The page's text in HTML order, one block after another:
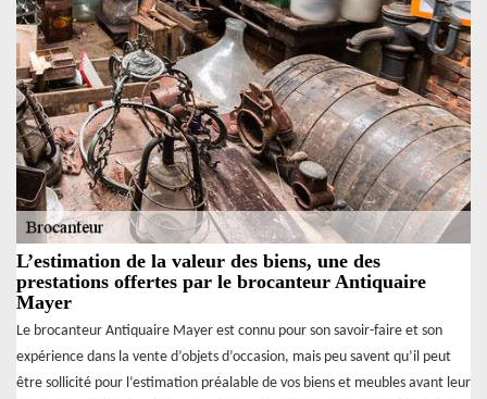
L’estimation de la valeur des biens, une des
prestations offertes par le brocanteur Antiquaire
Mayer
Le brocanteur Antiquaire Mayer est connu pour son savoir-faire et son
expérience dans la vente d’objets d’occasion, mais peu savent qu’il peut
être sollicité pour l’estimation préalable de vos biens et meubles avant leur